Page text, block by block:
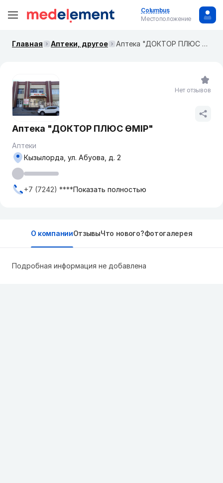
Columbus
Местоположение
Главная Аптеки, другое Аптека "ДОКТОР ПЛЮС ӨМІР"
Аптека "ДОКТОР ПЛЮС ӨМІР"
Аптеки
Кызылорда, ул. Абуова, д. 2
+7 (7242) ****Показать полностью
Нет отзывов
О компанииОтзывыЧто нового?Фотогалерея
Подробная информация не добавлена